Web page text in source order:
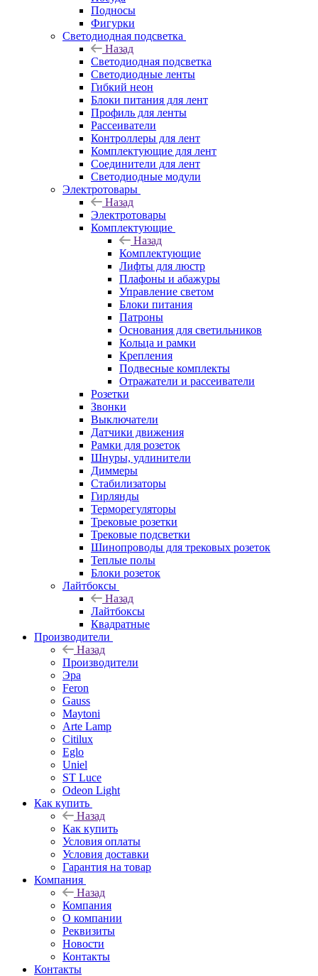
Подносы
Фигурки
Светодиодная подсветка
Назад
Светодиодная подсветка
Светодиодные ленты
Гибкий неон
Блоки питания для лент
Профиль для ленты
Рассеиватели
Контроллеры для лент
Комплектующие для лент
Соединители для лент
Светодиодные модули
Электротовары
Назад
Электротовары
Комплектующие
Назад
Комплектующие
Лифты для люстр
Плафоны и абажуры
Управление светом
Блоки питания
Патроны
Основания для светильников
Кольца и рамки
Крепления
Подвесные комплекты
Отражатели и рассеиватели
Розетки
Звонки
Выключатели
Датчики движения
Рамки для розеток
Шнуры, удлинители
Диммеры
Стабилизаторы
Гирлянды
Терморегуляторы
Трековые розетки
Трековые подсветки
Шинопроводы для трековых розеток
Теплые полы
Блоки розеток
Лайтбоксы
Назад
Лайтбоксы
Квадратные
Производители
Назад
Производители
Эра
Feron
Gauss
Maytoni
Arte Lamp
Citilux
Eglo
Uniel
ST Luce
Odeon Light
Как купить
Назад
Как купить
Условия оплаты
Условия доставки
Гарантия на товар
Компания
Назад
Компания
О компании
Реквизиты
Новости
Контакты
Контакты